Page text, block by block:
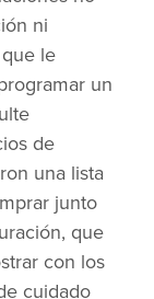
ni
le
un
de
una lista
junto
que
con los
cuidado